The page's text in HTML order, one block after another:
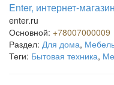
Enter, интернет-магазин
enter.ru
Основной: +78007000009
Раздел: Для дома,
Теги: Бытовая техника,